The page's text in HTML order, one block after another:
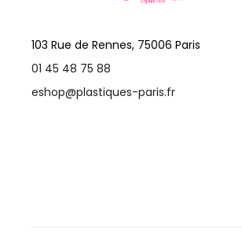
103 Rue de Rennes, 75006 Paris
01 45 48 75 88
eshop@plastiques-paris.fr